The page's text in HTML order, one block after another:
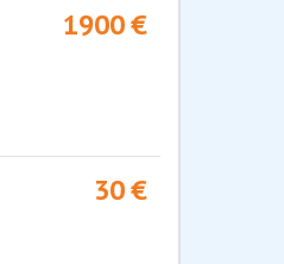
1900 €
30 €